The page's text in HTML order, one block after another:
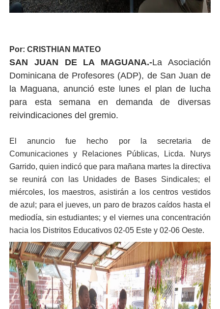
Por: CRISTHIAN MATEO
SAN JUAN DE LA MAGUANA.-La Asociación
Dominicana de Profesores (ADP), de San Juan de
la Maguana, anunció este lunes el plan de lucha
para esta semana en demanda de diversas
reivindicaciones del gremio.
El anuncio fue hecho por la secretaria de
Comunicaciones y Relaciones Públicas, Licda. Nurys
Garrido, quien indicó que para mañana martes la directiva
se reunirá con las Unidades de Bases Sindicales; el
miércoles, los maestros, asistirán a los centros vestidos
de azul; para el jueves, un paro de brazos caídos hasta el
mediodía, sin estudiantes; y el viernes una concentración
hacia los Distritos Educativos 02-05 Este y 02-06 Oeste.